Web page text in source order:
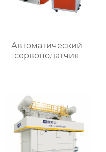
Автоматический
сервоподатчик